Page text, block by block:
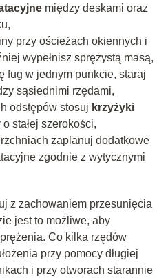
między deskami oraz
przy ościeżach okiennych i
wypełnisz sprężystą masą,
fug w jednym punkcie, staraj
sąsiednimi rzędami,
odstępów stosuj krzyżyki
stałej szerokości,
zaplanuj dodatkowe
zgodnie z wytycznymi
z zachowaniem przesunięcia
jest to możliwe, aby
Co kilka rzędów
przy pomocy długiej
i przy otworach starannie